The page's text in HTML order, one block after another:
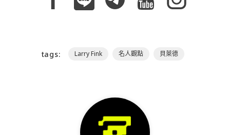
tags: Larry Fink 名人觀點 貝萊德